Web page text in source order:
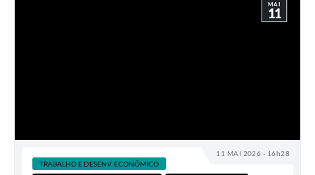
11 MAI 2026 - 16h28
MAI
11
TRABALHO E DESENV. ECONÔMICO